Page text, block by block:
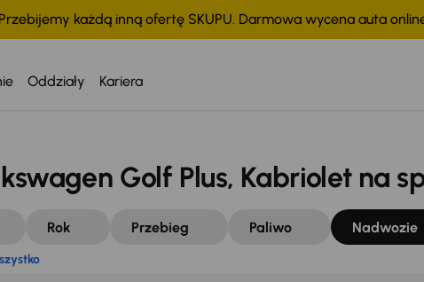
Przebijemy każdą inną ofertę SKUPU. Darmowa wycena auta
Oddziały Kariera
Golf Plus, Kabriolet na
Rok Przebieg Paliwo Nadwozie